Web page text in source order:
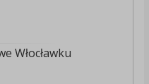
Włocławku